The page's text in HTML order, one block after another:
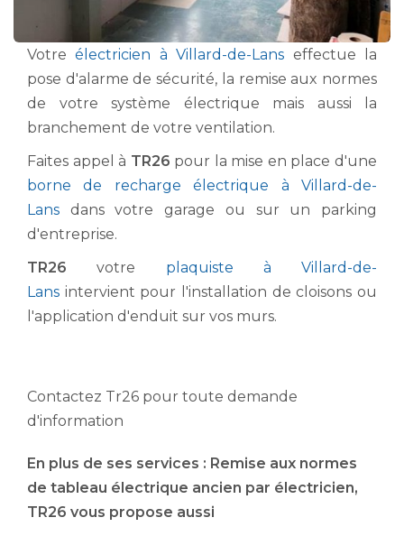
Votreélectricien à Villard-de-Lans effectue la
pose d'alarme de sécurité, la remise aux normes
de votre système électrique mais aussi la
branchement de votre ventilation.
Faites appel à TR26 pour la mise en place d'une
borne de recharge électrique à Villard-de-
Lans dans votre garage ou sur un parking
d'entreprise.
TR26votre plaquiste à Villard-de-
Lans intervient pour l'installation de cloisons ou
l'application d'enduit sur vos murs.
Contactez Tr26 pour toute demande
d'information
En plus de ses services : Remise aux normes
de tableau électrique ancien par électricien,
TR26 vous propose aussi